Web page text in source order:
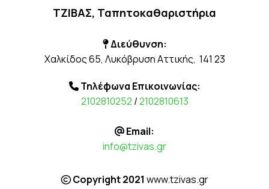
ΤΖΙΒΑΣ, Ταπητοκαθαριστήρια
Διεύθυνση:
Χαλκίδος 65, Λυκόβρυση Αττικής, 141 23
Τηλέφωνα Επικοινωνίας:
2102810252 /2102810613
 Email:
info@tzivas.gr
Copyright 2021 www.tzivas.gr